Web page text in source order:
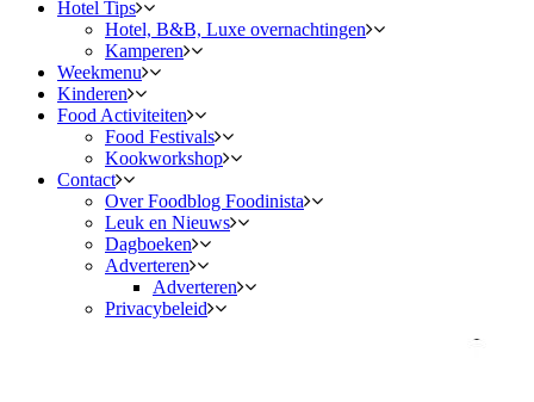
Hotel Tips
Hotel, B&B, Luxe overnachtingen
Kamperen
Weekmenu
Kinderen
Food Activiteiten
Food Festivals
Kookworkshop
Contact
Over Foodblog Foodinista
Leuk en Nieuws
Dagboeken
Adverteren
Adverteren
Privacybeleid